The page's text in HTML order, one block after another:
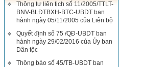
Thông tư liên tịch số 11/2005/TTLT-
BNV-BLĐTBXH-BTC-UBDT ban
hành ngày 05/11/2005 của Liên bộ
Quyết định số 75 /QĐ-UBDT ban
hành ngày 29/02/2016 của Ủy ban
Dân tộc
Thông báo số 45/TB-UBDT ban